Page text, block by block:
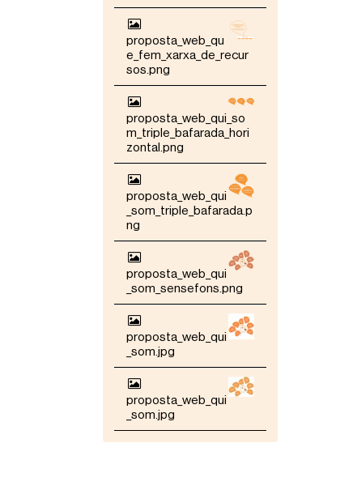
proposta_web_qu
e_fem_xarxa_de_recur
sos.png
proposta_web_qui_so
m_triple_bafarada_hori
zontal.png
proposta_web_qui
_som_triple_bafarada.p
ng
proposta_web_qui
_som_sensefons.png
proposta_web_qui
_som.jpg
proposta_web_qui
_som.jpg